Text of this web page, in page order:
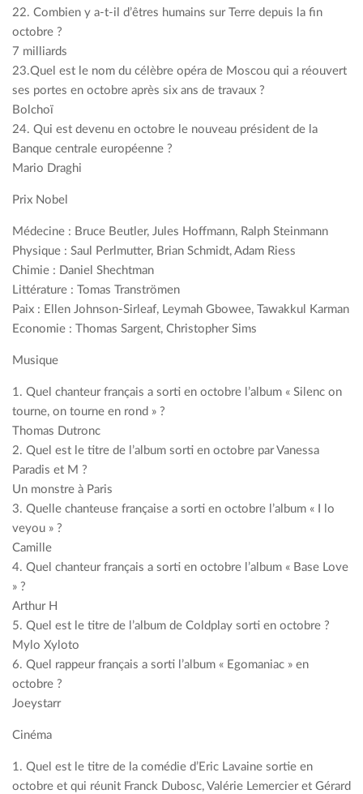
22. Combien y a-t-il d’êtres humains sur Terre depuis la fin
octobre ?
7 milliards
23.Quel est le nom du célèbre opéra de Moscou qui a réouvert
ses portes en octobre après six ans de travaux ?
Bolchoï
24. Qui est devenu en octobre le nouveau président de la
Banque centrale européenne ?
Mario Draghi
Prix Nobel
Médecine : Bruce Beutler, Jules Hoffmann, Ralph Steinmann
Physique : Saul Perlmutter, Brian Schmidt, Adam Riess
Chimie : Daniel Shechtman
Littérature : Tomas Tranströmen
Paix : Ellen Johnson-Sirleaf, Leymah Gbowee, Tawakkul Karman
Economie : Thomas Sargent, Christopher Sims
Musique
1. Quel chanteur français a sorti en octobre l’album « Silenc on
tourne, on tourne en rond » ?
Thomas Dutronc
2. Quel est le titre de l’album sorti en octobre par Vanessa
Paradis et M ?
Un monstre à Paris
3. Quelle chanteuse française a sorti en octobre l’album « I lo
veyou » ?
Camille
4. Quel chanteur français a sorti en octobre l’album « Base Love
» ?
Arthur H
5. Quel est le titre de l’album de Coldplay sorti en octobre ?
Mylo Xyloto
6. Quel rappeur français a sorti l’album « Egomaniac » en
octobre ?
Joeystarr
Cinéma
1. Quel est le titre de la comédie d’Eric Lavaine sortie en
octobre et qui réunit Franck Dubosc, Valérie Lemercier et Gérard